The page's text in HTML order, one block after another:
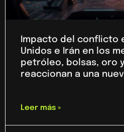
Impacto del conflicto
Unidos e Irán en los
petróleo, bolsas, oro
reaccionan a una
Leer más »